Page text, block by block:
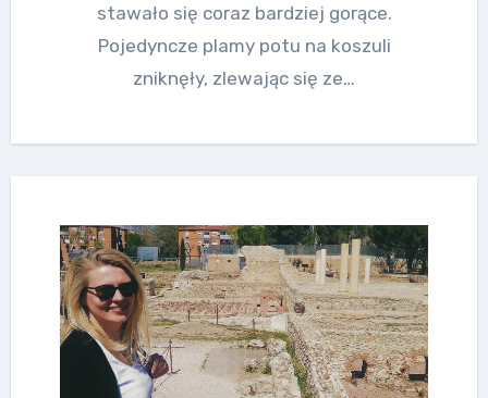
stawało się coraz bardziej gorące.
Pojedyncze plamy potu na koszuli
zniknęły, zlewając się ze…